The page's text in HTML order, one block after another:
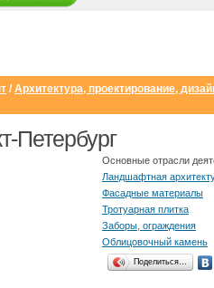
/ Архитектура, проектирование,
Основные отрасли
Ландшафтная
Фасадные материалы
Тротуарная плитка
Заборы, ограждения
Облицовочный камень
Поделиться…